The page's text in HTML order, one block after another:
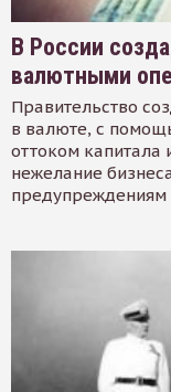
В России
валютными
Правительство
в валюте, с
оттоком капитала
нежелание
предупреждениям